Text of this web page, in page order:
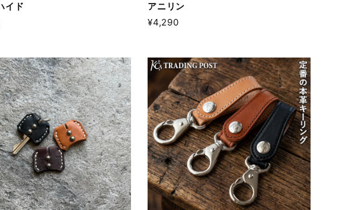
イド
アニリン
¥4,290